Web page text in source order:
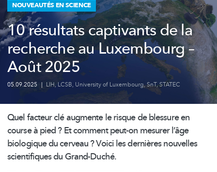
NOUVEAUTÉS EN SCIENCE
10 résultats captivants de la
recherche au Luxembourg –
Août 2025
05.09.2025 | LIH, LCSB, University of Luxembourg,SnT, STATEC
Quel facteur clé augmente le risque de blessure en
course à pied ? Et comment peut-on mesurer l’âge
biologique du cerveau ? Voici les dernières nouvelles
scientifiques du Grand-Duché.